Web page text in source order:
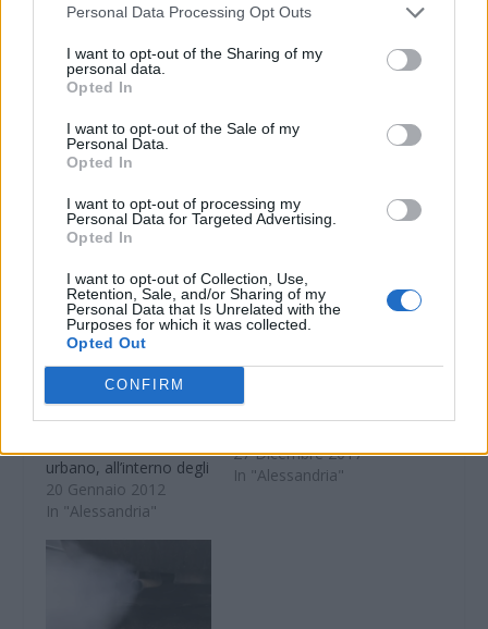
Personal Data Processing Opt Outs
I want to opt-out of the Sharing of my
personal data.
Opted In
I want to opt-out of the Sale of my
Personal Data.
Opted In
I want to opt-out of processing my
Personal Data for Targeted Advertising.
Opted In
I want to opt-out of Collection, Use,
Retention, Sale, and/or Sharing of my
Personal Data that Is Unrelated with the
Purposes for which it was collected.
Opted Out
CONFIRM
WhatsApp
Correlati
ALESSANDRIA:
centro urbano,
all’interno degli spalti,
le auto viaggiano a 30
Km all’ora
Da martedì è entrato
in funzione il limite di
velocittà dei 30 Km
urbano, all’interno degli
spalti. Una decisione
presa dalla Giunta –
20 Gennaio 2012
In "Alessandria"
Rimane in vigore fino
Alessandria per i
diesel
27 Dicembre 2017
In "Alessandria"